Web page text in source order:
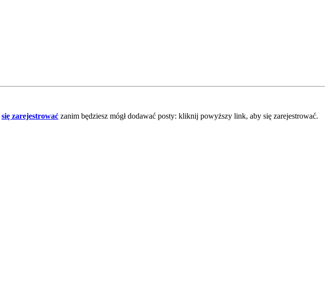
się zarejestrować zanim będziesz mógł dodawać posty: kliknij powyższy link, aby się zarejestrować.